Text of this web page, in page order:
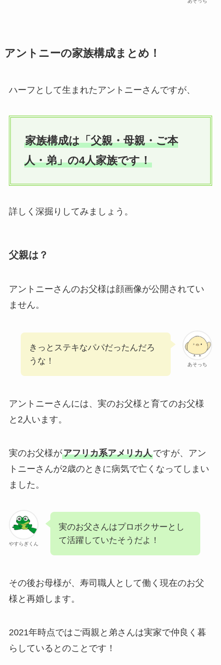
アントニーの家族構成まとめ！
ハーフとして生まれたアントニーさんですが、
家族構成は「父親・母親・ご本
人・弟」の4人家族です！
詳しく深掘りしてみましょう。
父親は？
アントニーさんのお父様は顔画像が公開されてい
ません。
あそっち
きっとステキなパパだったんだろ
うな！
アントニーさんには、実のお父様と育てのお父様
と2人います。
実のお父様がアフリカ系アメリカ人ですが、アン
トニーさんが2歳のときに病気で亡くなってしまい
ました。
やすらぎくん
実のお父さんはプロボクサーとし
て活躍していたそうだよ！
その後お母様が、寿司職人として働く現在のお父
様と再婚します。
2021年時点ではご両親と弟さんは実家で仲良く暮
らしているとのことです！